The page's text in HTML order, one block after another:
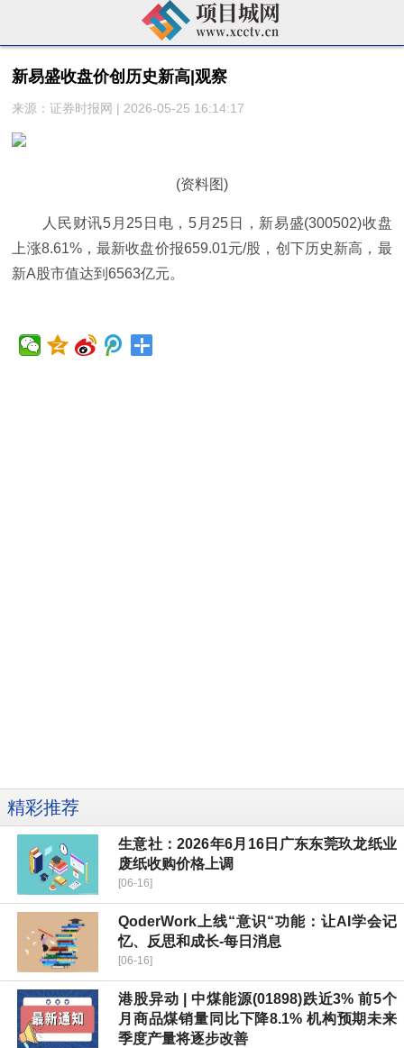
新易盛收盘价创历史新高|观察
来源：证券时报网 | 2026-05-25 16:14:17
(资料图)
人民财讯5月25日电，5月25日，新易盛(300502)收盘
上涨8.61%，最新收盘价报659.01元/股，创下历史新高，最
新A股市值达到6563亿元。
精彩推荐
生意社：2026年6月16日广东东莞玖龙纸业
废纸收购价格上调
[06-16]
QoderWork上线“意识“功能：让AI学会记
忆、反思和成长-每日消息
[06-16]
港股异动 | 中煤能源(01898)跌近3% 前5个
月商品煤销量同比下降8.1% 机构预期未来
季度产量将逐步改善